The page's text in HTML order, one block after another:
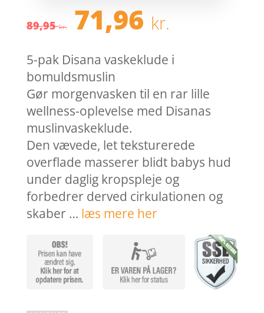
89,95kr. Den
oprindelige
pris
var:
89,95 kr..
71,96 kr.
pris
er:
71,96
5-pak Disana vaskeklude i
bomuldsmuslin
Gør morgenvasken til en rar lille
wellness-oplevelse med Disanas
muslinvaskeklude.
Den vævede, let teksturerede
overflade masserer blidt babys hud
under daglig kropspleje og
forbedrer derved cirkulationen og
skaber … læs mere her